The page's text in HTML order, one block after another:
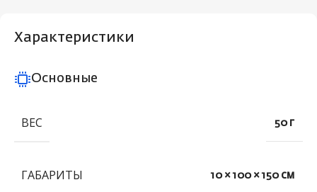
Характеристики
Основные
ВЕС 50 г
ГАБАРИТЫ 10 × 100 × 150 см